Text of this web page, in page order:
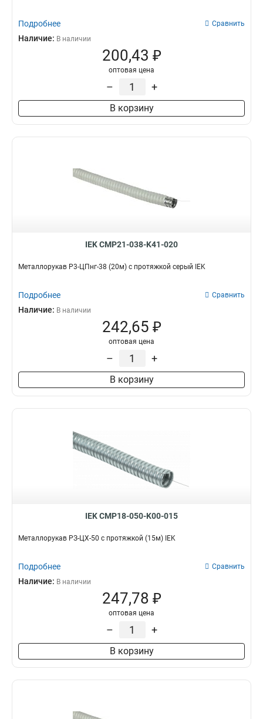
Подробнее Сравнить
Наличие: В наличии
200,43 ₽
оптовая цена
– +
В корзину
IEK CMP21-038-K41-020
Металлорукав Р3-ЦПнг-38 (20м) с протяжкой серый IEK
Подробнее Сравнить
Наличие: В наличии
242,65 ₽
оптовая цена
– +
В корзину
IEK CMP18-050-K00-015
Металлорукав РЗ-ЦХ-50 с протяжкой (15м) IEK
Подробнее Сравнить
Наличие: В наличии
247,78 ₽
оптовая цена
– +
В корзину